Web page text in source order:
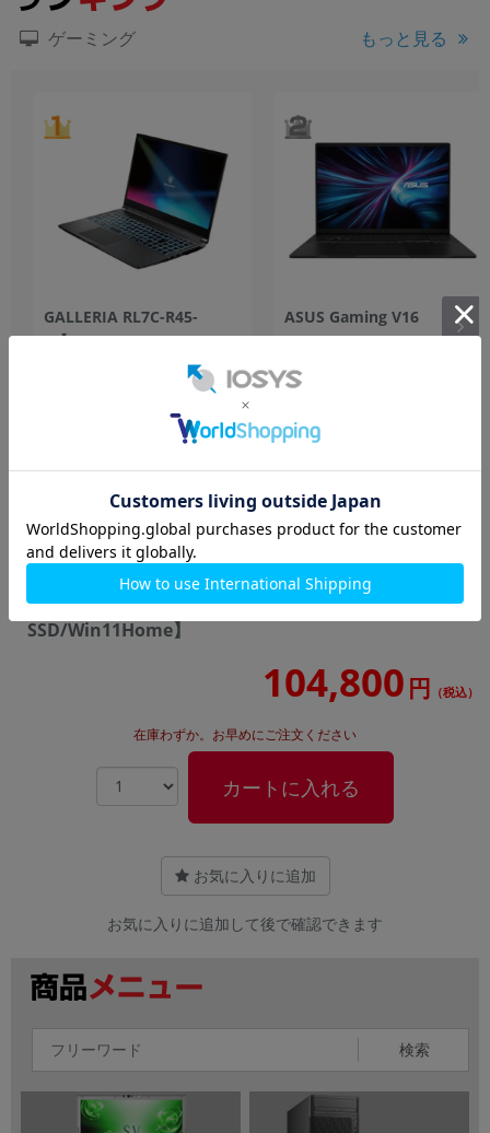
ゲーミング もっと見る
GALLERIA RL7C-R45-
4【Core
Ultra7(1.4GHz)/16GB/1TB
169,800円
ASUS Gaming V16
V3607VU V3607VU-
C7165R4050W【
SSD/Win11Home】
512GB
144,800
TUF Dash F15 FX516P FX516PM-I7G3060WBKS ムー
ンライトホワイト【Core i7(3.3GHz)/16GB/512GB
SSD/Win11Home】
104,800 円 （税込）
在庫わずか。お早めにご注文ください
カートに入れる
お気に入りに追加
お気に入りに追加して後で確認できます
検索